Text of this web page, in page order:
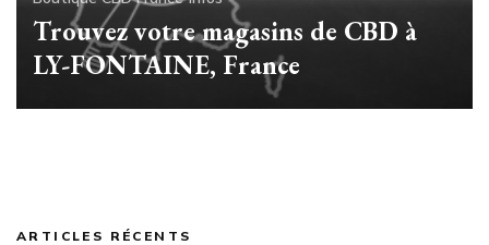
Trouvez votre magasins de CBD à
LY-FONTAINE, France
ARTICLES RÉCENTS